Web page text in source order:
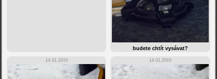
budete chtít vysávat?
14.01.2010 14.01.2010